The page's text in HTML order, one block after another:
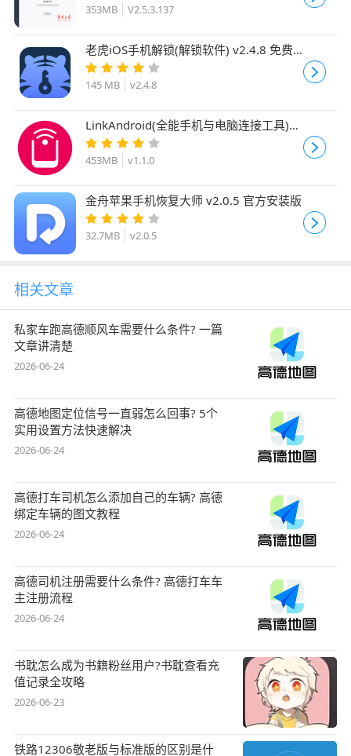
353MB V2.5.3.137
老虎iOS手机解锁(解锁软件) v2.4.8 免费
安装版
145 MB v2.4.8
LinkAndroid(全能手机与电脑连接工具)
v1.1.0 官方中文正式版
453MB v1.1.0
金舟苹果手机恢复大师 v2.0.5 官方安装版
32.7MB v2.0.5
相关文章
私家车跑高德顺风车需要什么条件? 一篇
文章讲清楚
2026-06-24
高德地图定位信号一直弱怎么回事? 5个
实用设置方法快速解决
2026-06-24
高德打车司机怎么添加自己的车辆? 高德
绑定车辆的图文教程
2026-06-24
高德司机注册需要什么条件? 高德打车车
主注册流程
2026-06-24
书耽怎么成为书籍粉丝用户?书耽查看充
值记录全攻略
2026-06-23
铁路12306敬老版与标准版的区别是什